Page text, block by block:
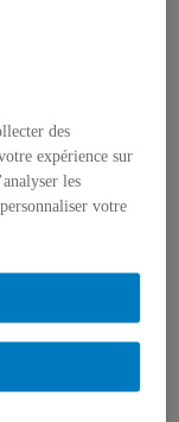
des
expérience sur
les
votre